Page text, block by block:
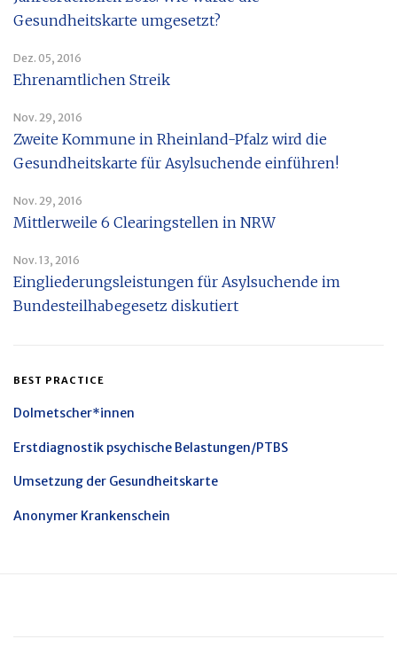
Gesundheitskarte umgesetzt?
Dez. 05, 2016
Ehrenamtlichen Streik
Nov. 29, 2016
Zweite Kommune in Rheinland-Pfalz wird die
Gesundheitskarte für Asylsuchende einführen!
Nov. 29, 2016
Mittlerweile 6 Clearingstellen in NRW
Nov. 13, 2016
Eingliederungsleistungen für Asylsuchende im
Bundesteilhabegesetz diskutiert
BEST PRACTICE
Dolmetscher*innen
Erstdiagnostik psychische Belastungen/PTBS
Umsetzung der Gesundheitskarte
Anonymer Krankenschein